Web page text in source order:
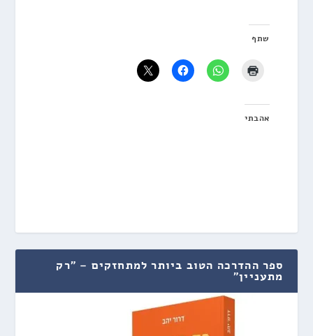
שתף
אהבתי
ספר ההדרכה הטוב ביותר למתחזקים – "רק
מתעניין"